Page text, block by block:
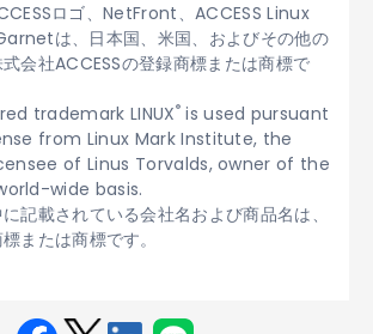
ロゴ、NetFront、ACCESS Linux
は、日本国、米国、およびその他の
会社ACCESSの登録商標または商標で
trademark LINUX®is used pursuant
from Linux Mark Institute, the
of Linus Torvalds, owner of the
wide basis.
記載されている会社名および商品名は、
または商標です。